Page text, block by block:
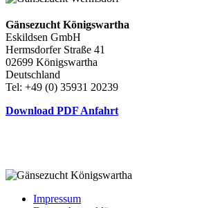
Gänsezucht Königswartha
Eskildsen GmbH
Hermsdorfer Straße 41
02699 Königswartha
Deutschland
Tel: +49 (0) 35931 20239
Download PDF Anfahrt
Impressum